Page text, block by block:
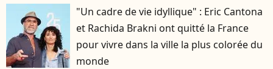
"Un cadre de vie idyllique" : Eric Cantona
et Rachida Brakni ont quitté la France
pour vivre dans la ville la plus colorée du
monde